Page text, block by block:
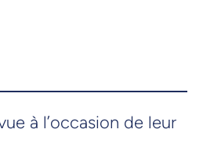
à l’occasion de leur